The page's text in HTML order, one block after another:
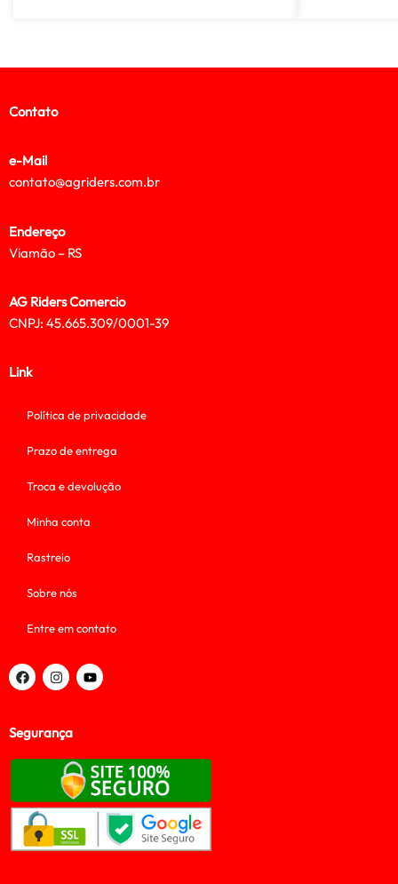
Contato
e-Mail
contato@agriders.com.br
Endereço
Viamão – RS
AG Riders Comercio
CNPJ: 45.665.309/0001-39
Link
Política de privacidade
Prazo de entrega
Troca e devolução
Minha conta
Rastreio
Sobre nós
Entre em contato
Segurança